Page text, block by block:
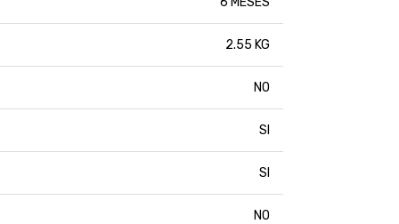
2.55 KG
NO
SI
SI
NO